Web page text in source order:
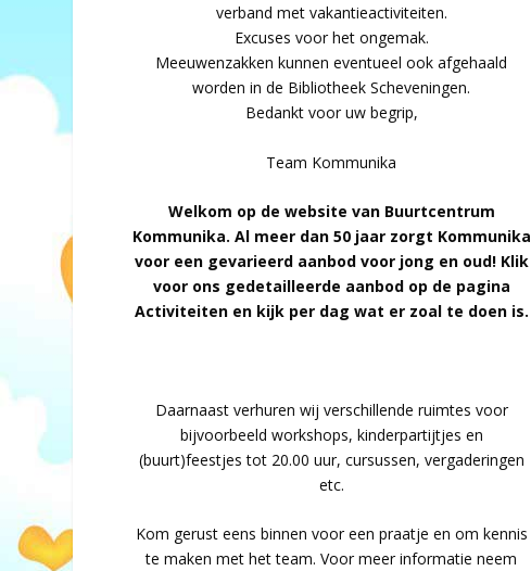
verband met vakantieactiviteiten.
Excuses voor het ongemak.
Meeuwenzakken kunnen eventueel ook afgehaald
worden in de Bibliotheek Scheveningen.
Bedankt voor uw begrip,
Team Kommunika
Welkom op de website van Buurtcentrum
Kommunika. Al meer dan 50 jaar zorgt Kommunika
voor een gevarieerd aanbod voor jong en oud! Klik
voor ons gedetailleerde aanbod op de pagina
Activiteiten en kijk per dag wat er zoal te doen is.
Daarnaast verhuren wij verschillende ruimtes voor
bijvoorbeeld workshops, kinderpartijtjes en
(buurt)feestjes tot 20.00 uur, cursussen, vergaderingen
etc.
Kom gerust eens binnen voor een praatje en om kennis
te maken met het team. Voor meer informatie neem